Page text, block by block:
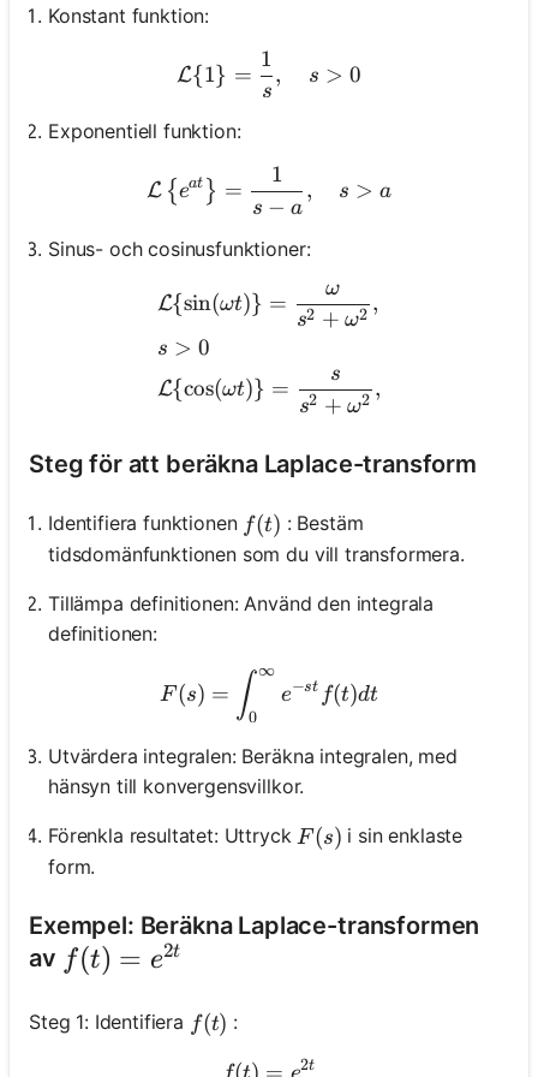
Konstant funktion:
L{1} =
s
1
, s > 0
Exponentiell funktion:
\mathcal{L}\left\{e^{a
L { eat } =
s − a
1
, s > a
Sinus- och cosinusfunktioner:
\begin{aligned} &
L{sin(ωt)} =
s2 + ω2
ω
,
s > 0
L{cos(ωt)} =
s2 + ω2
s
,
Steg för att beräkna Laplace-transform
Identifiera funktionen f(t)
f(t) : Bestäm
tidsdomänfunktionen som du vill transformera.
Tillämpa definitionen: Använd den integrala
definitionen:
F(s)=\int_0^{\infty} e^{-
F(s) = ∫0
∞
e−st f(t)dt
Utvärdera integralen: Beräkna integralen, med
hänsyn till konvergensvillkor.
Förenkla resultatet: Uttryck F(s)
F(s) i sin enklaste
form.
Exempel: Beräkna Laplace-transformen
av f(t)=e^{2 t}
f(t) = e2t
Steg 1: Identifiera f(t)
f(t) :
2t